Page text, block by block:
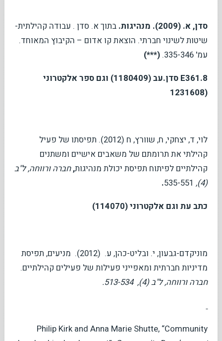
סדן, א. (2009). מנהיגות.
בתוך א. סדן . עבודה קהילתית-
שיטות לשינוי חברתי. הוצאת קו אדום – הקיבוץ המאוחד.
עמ' 335-346.
(***)
E361.8
סדן.עב (1180409) וגם ספר אלקטרוני
(1231608
לוי, ד, יצחקי, ח, שוורץ, ח (2012). תפיסתו של פעיל
קהילתי את תרומתם של משאבים אישיים ומשתנים
קהילתיים לפיתוח תפיסת יכולת מנהיגות,חברה ורווחה, ל"ב
(4),
535-551
.
כתב עת וגם אלקטרוני (114070)
מוניקדם-גבעון, י. ובליט-כהן, ע. (2012). מניעים, תפיסת
מדיניות חברתית ומאפייני פעילות של פעילים קהילתיים.
חברה ורווחה, ל"ב (4), 513-534.
Philip Kirk and Anna Marie Shutte, “Community